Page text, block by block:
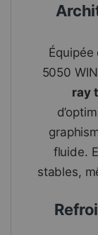
Équipée
5050
ray
fluide.
stables,